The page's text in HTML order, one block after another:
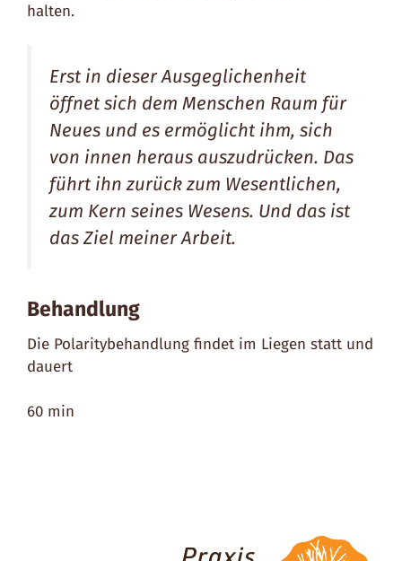
halten.
Erst in dieser Ausgeglichenheit
öffnet sich dem Menschen Raum für
Neues und es ermöglicht ihm, sich
von innen heraus auszudrücken. Das
führt ihn zurück zum Wesentlichen,
zum Kern seines Wesens. Und das ist
das Ziel meiner Arbeit.
Behandlung
Die Polaritybehandlung findet im Liegen statt und
dauert
60 min